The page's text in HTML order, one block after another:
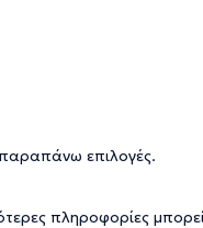
επιλογές.
πληροφορίες